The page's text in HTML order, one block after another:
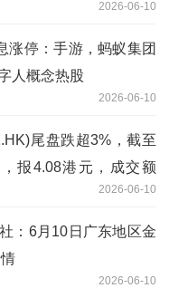
2026-06-10
涨停：手游，蚂蚁集团
人概念热股
2026-06-10
尾盘跌超3%，截至
报4.08港元，成交额
2026-06-10
：6月10日广东地区金
2026-06-10